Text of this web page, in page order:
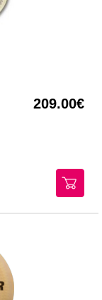
209.00